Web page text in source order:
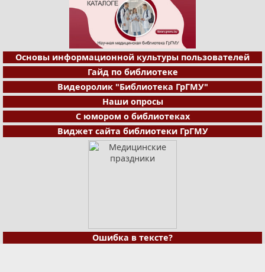
Основы информационной культуры пользователей
Гайд по библиотеке
Видеоролик "Библиотека ГрГМУ"
Наши опросы
С юмором о библиотеках
Виджет сайта библиотеки ГрГМУ
Ошибка в тексте?